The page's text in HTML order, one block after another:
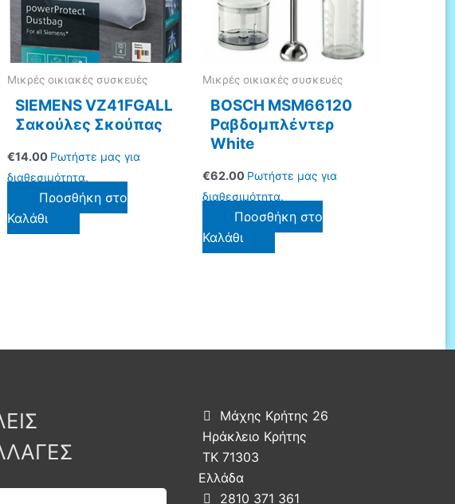
Μικρές οικιακές συσκευές
SIEMENS VZ41FGALL
Σακούλες Σκούπας
€14.00 Ρωτήστε μας για
διαθεσιμότητα.
Προσθήκη στο
Καλάθι
Μικρές οικιακές συσκευές
BOSCH MSM66120
Ραβδομπλέντερ
White
€62.00 Ρωτήστε μας για
διαθεσιμότητα.
Προσθήκη στο
Καλάθι

Μάχης Κρήτης 26
Ηράκλειο Κρήτης
ΤΚ 71303
Ελλάδα
 2810 371 361